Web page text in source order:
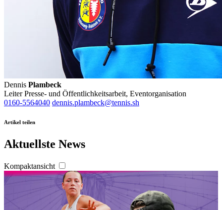
Dennis Plambeck
Leiter Presse- und Öffentlichkeitsarbeit, Eventorganisation
0160-5564040 dennis.plambeck@tennis.sh
Artikel teilen
Aktuellste News
Kompaktansicht